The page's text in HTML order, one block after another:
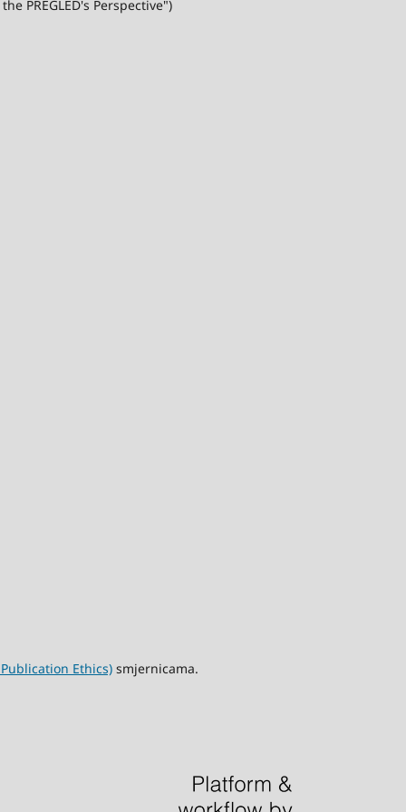
PREGLED's Perspective")
Ethics) smjernicama.